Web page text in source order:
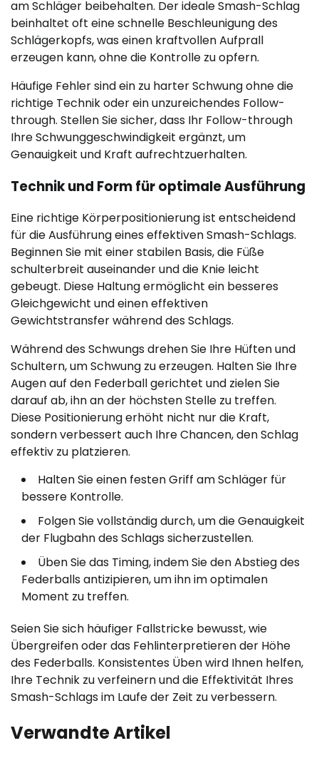
am Schläger beibehalten. Der ideale Smash-Schlag
beinhaltet oft eine schnelle Beschleunigung des
Schlägerkopfs, was einen kraftvollen Aufprall
erzeugen kann, ohne die Kontrolle zu opfern.
Häufige Fehler sind ein zu harter Schwung ohne die
richtige Technik oder ein unzureichendes Follow-
through. Stellen Sie sicher, dass Ihr Follow-through
Ihre Schwunggeschwindigkeit ergänzt, um
Genauigkeit und Kraft aufrechtzuerhalten.
Technik und Form für optimale Ausführung
Eine richtige Körperpositionierung ist entscheidend
für die Ausführung eines effektiven Smash-Schlags.
Beginnen Sie mit einer stabilen Basis, die Füße
schulterbreit auseinander und die Knie leicht
gebeugt. Diese Haltung ermöglicht ein besseres
Gleichgewicht und einen effektiven
Gewichtstransfer während des Schlags.
Während des Schwungs drehen Sie Ihre Hüften und
Schultern, um Schwung zu erzeugen. Halten Sie Ihre
Augen auf den Federball gerichtet und zielen Sie
darauf ab, ihn an der höchsten Stelle zu treffen.
Diese Positionierung erhöht nicht nur die Kraft,
sondern verbessert auch Ihre Chancen, den Schlag
effektiv zu platzieren.
Halten Sie einen festen Griff am Schläger für
bessere Kontrolle.
Folgen Sie vollständig durch, um die Genauigkeit
der Flugbahn des Schlags sicherzustellen.
Üben Sie das Timing, indem Sie den Abstieg des
Federballs antizipieren, um ihn im optimalen
Moment zu treffen.
Seien Sie sich häufiger Fallstricke bewusst, wie
Übergreifen oder das Fehlinterpretieren der Höhe
des Federballs. Konsistentes Üben wird Ihnen helfen,
Ihre Technik zu verfeinern und die Effektivität Ihres
Smash-Schlags im Laufe der Zeit zu verbessern.
Verwandte Artikel